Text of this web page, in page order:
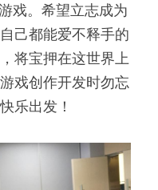
戏。希望立志成为
己都能爱不释手的
将宝押在这世界上
戏创作开发时勿忘
乐出发！